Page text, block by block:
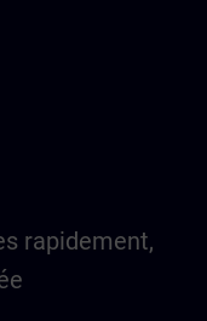
rapidement,